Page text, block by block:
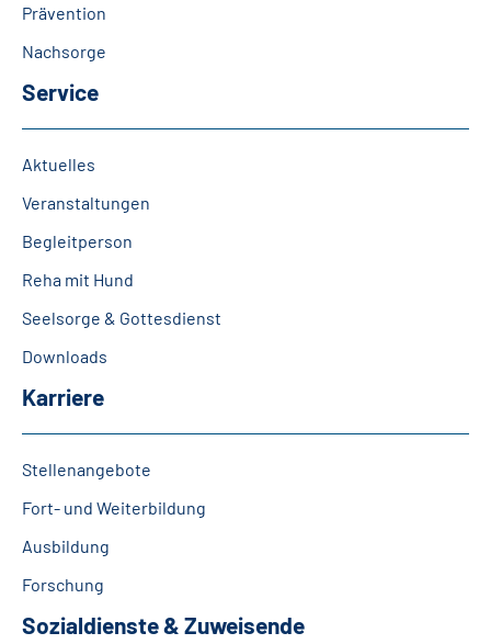
Prävention
Nachsorge
Service
Aktuelles
Veranstaltungen
Begleitperson
Reha mit Hund
Seelsorge & Gottesdienst
Downloads
Karriere
Stellenangebote
Fort- und Weiterbildung
Ausbildung
Forschung
Sozialdienste & Zuweisende